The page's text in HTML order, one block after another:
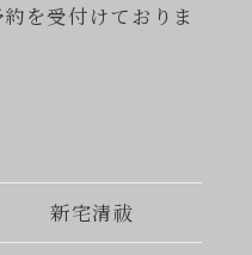
を受付けておりま
新宅清祓